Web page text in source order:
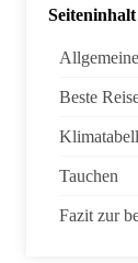
Seiteninhalt
Beste
Tauchen
Fazit zur